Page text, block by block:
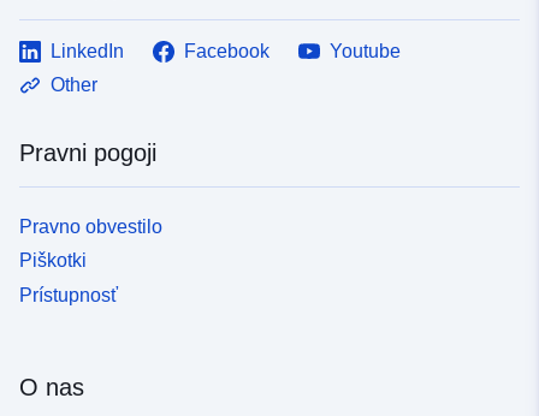
LinkedIn Facebook
Youtube
Other
Pravni pogoji
Pravno obvestilo
Piškotki
Prístupnosť
O nas